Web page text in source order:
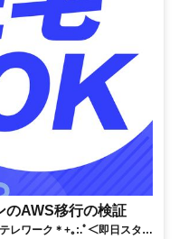
のAWS移行の検証
レワーク＊+｡:.ﾟ＜即日スター